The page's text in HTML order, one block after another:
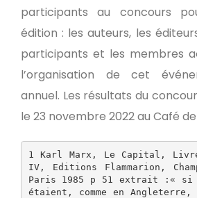
participants au concours
édition : les auteurs, les
participants et les membres
l’organisation de cet
annuel. Les résultats du
le 23 novembre 2022 au Café
1 Karl Marx, Le Capital,
IV, Editions Flammarion,
Paris 1985 p 51 extrait :« si
étaient, comme en Angleterre,